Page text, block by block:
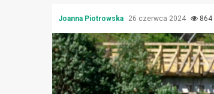
Joanna Piotrowska 26 czerwca 2024 864